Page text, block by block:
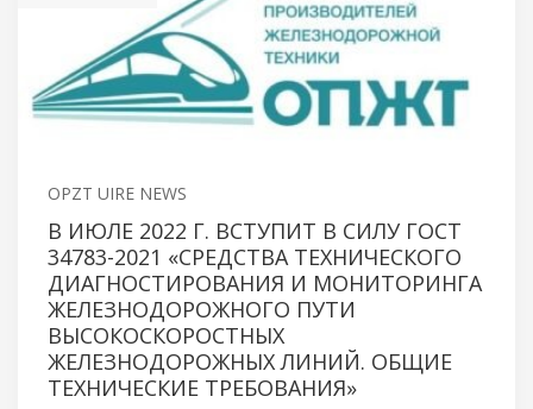
OPZT UIRE NEWS
В ИЮЛЕ 2022 Г. ВСТУПИТ В СИЛУ ГОСТ
34783-2021 «СРЕДСТВА ТЕХНИЧЕСКОГО
ДИАГНОСТИРОВАНИЯ И МОНИТОРИНГА
ЖЕЛЕЗНОДОРОЖНОГО ПУТИ
ВЫСОКОСКОРОСТНЫХ
ЖЕЛЕЗНОДОРОЖНЫХ ЛИНИЙ. ОБЩИЕ
ТЕХНИЧЕСКИЕ ТРЕБОВАНИЯ»